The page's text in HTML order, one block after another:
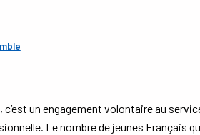
un engagement volontaire au
Le nombre de jeunes Français